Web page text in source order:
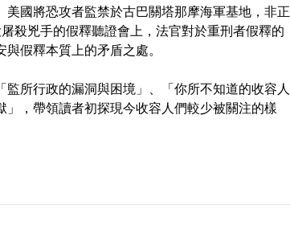
國將恐攻者監禁於古巴關塔那摩海軍基地，非正
殺兇手的假釋聽證會上，法官對於重刑者假釋的
假釋本質上的矛盾之處。
所行政的漏洞與困境」、「你所不知道的收容人
，帶領讀者初探現今收容人們較少被關注的樣